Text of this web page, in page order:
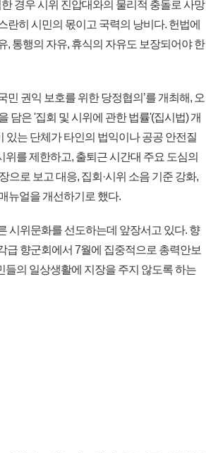
경우 시위 진압대와의 물리적 충돌로 사망
히 시민의 몫이고 국력의 낭비다. 헌법에
, 통행의 자유, 휴식의 자유도 보장되어야 한
민 권익 보호를 위한 당정협의’를 개최해, 오
담은 '집회 및 시위에 관한 법률'(집시법) 개
있는 단체가 타인의 법익이나 공공 안전질
를 제한하고, 출퇴근 시간대 주요 도심의
으로 보고 대응, 집회·시위 소음 기준 강화,
뉴얼을 개선하기로 했다.
시위문화를 선도하는데 앞장서고 있다. 향
급 향군회에서 7월에 집중적으로 총력안보
의 일상생활에 지장을 주지 않도록 하는